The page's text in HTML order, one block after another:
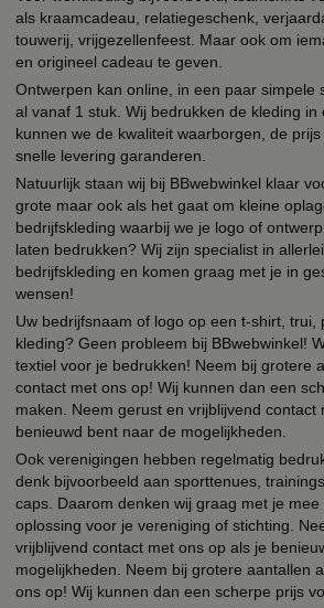
als kraamcadeau, relatiegeschenk,
touwerij, vrijgezellenfeest. Maar ook om
en origineel cadeau te geven.
Ontwerpen kan online, in een paar simpele
al vanaf 1 stuk. Wij bedrukken de kleding
kunnen we de kwaliteit waarborgen, de
snelle levering garanderen.
Natuurlijk staan wij bij BBwebwinkel klaar
grote maar ook als het gaat om kleine
bedrijfskleding waarbij we je logo of
laten bedrukken? Wij zijn specialist in
bedrijfskleding en komen graag met je in
wensen!
Uw bedrijfsnaam of logo op een t-shirt, trui,
kleding? Geen probleem bij BBwebwinkel!
textiel voor je bedrukken! Neem bij grotere
contact met ons op! Wij kunnen dan een
maken. Neem gerust en vrijblijvend contact
benieuwd bent naar de mogelijkheden.
Ook verenigingen hebben regelmatig
denk bijvoorbeeld aan sporttenues,
caps. Daarom denken wij graag met je
oplossing voor je vereniging of stichting.
vrijblijvend contact met ons op als je
mogelijkheden. Neem bij grotere aantallen
ons op! Wij kunnen dan een scherpe prijs